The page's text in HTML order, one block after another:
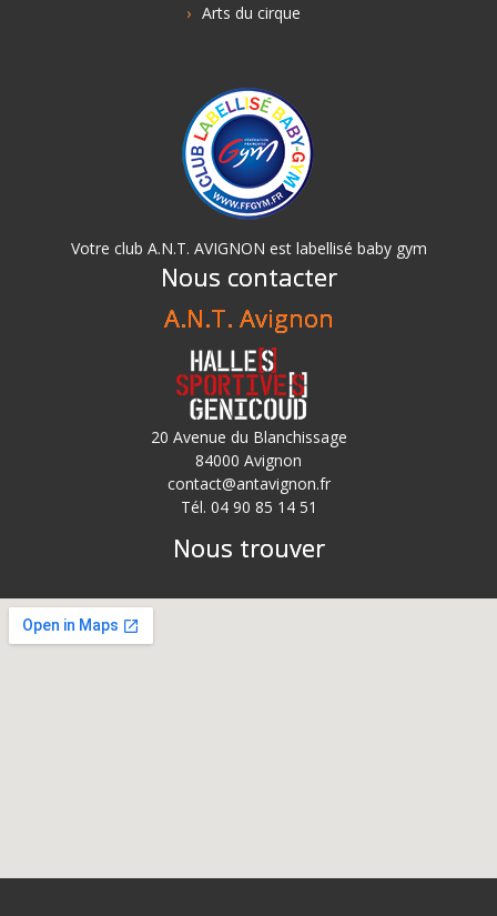
Arts du cirque
Votre club A.N.T. AVIGNON est labellisé baby gym
Nous contacter
A.N.T. Avignon
20 Avenue du Blanchissage
84000 Avignon
contact@antavignon.fr
Tél. 04 90 85 14 51
Nous trouver